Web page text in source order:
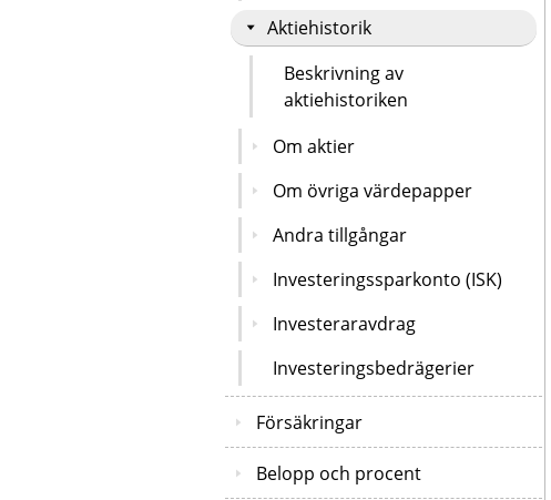
Aktiehistorik
Beskrivning av
aktiehistoriken
Om aktier
Om övriga värdepapper
Andra tillgångar
Investeringssparkonto (ISK)
Investeraravdrag
Investeringsbedrägerier
Försäkringar
Belopp och procent